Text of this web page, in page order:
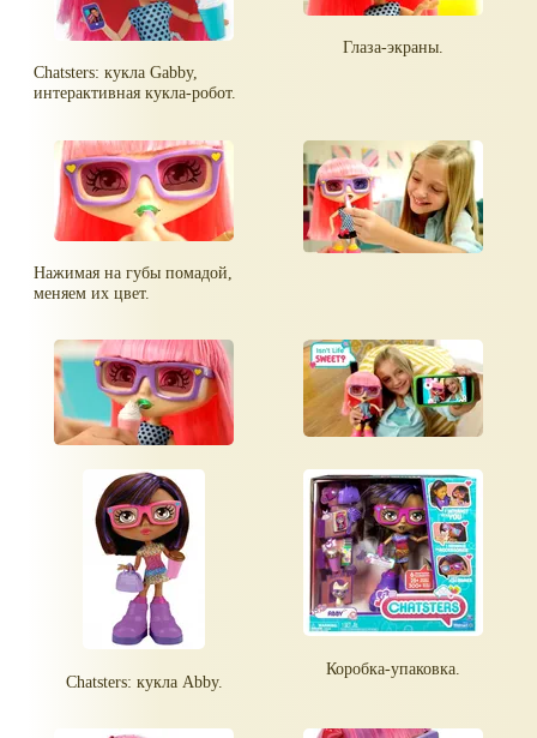
Chatsters: кукла Gabby,
интерактивная кукла-робот.
Глаза-экраны.
Нажимая на губы помадой,
меняем их цвет.
Chatsters: кукла Abby.
Коробка-упаковка.